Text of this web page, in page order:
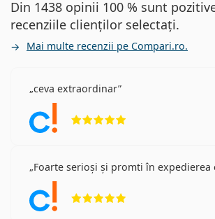
Din 1438 opinii 100 % sunt
recenziile clienților selectați.
Mai multe recenzii pe Compari.ro.
ceva extraordinar
Foarte serioși și promti în expedierea